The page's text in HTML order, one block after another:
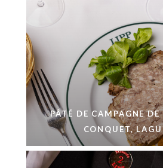
PÂTÉ DE CAMPAGNE
CONQUET,